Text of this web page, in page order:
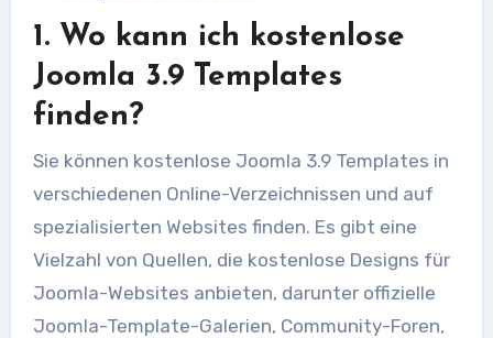
1. Wo kann ich kostenlose
Joomla 3.9 Templates
finden?
Sie können kostenlose Joomla 3.9 Templates in
verschiedenen Online-Verzeichnissen und auf
spezialisierten Websites finden. Es gibt eine
Vielzahl von Quellen, die kostenlose Designs für
Joomla-Websites anbieten, darunter offizielle
Joomla-Template-Galerien, Community-Foren,